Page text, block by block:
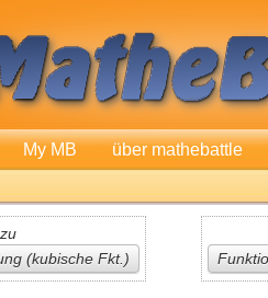
My MB über mathebattle
(kubische Fkt.)